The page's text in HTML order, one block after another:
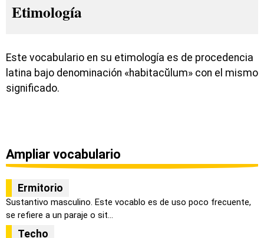
Etimología
Este vocabulario en su etimología es de procedencia
latina bajo denominación «habitacŭlum» con el mismo
significado.
Ampliar vocabulario
Ermitorio
Sustantivo masculino. Este vocablo es de uso poco frecuente,
se refiere a un paraje o sit...
Techo